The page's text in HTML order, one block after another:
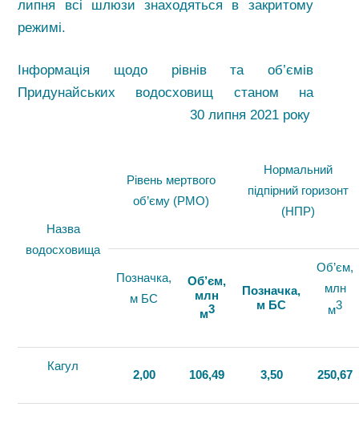
липня всі шлюзи знаходяться в закритому
режимі.
Інформація щодо рівнів та об’ємів
Придунайських водосховищ станом на
30 липня 2021 року
Назва
водосховища
Рівень мертвого
об’єму (РМО)
Нормальний
підпірний горизонт
(НПР)
Позначка,
м БС
Об’єм,
млн
м3
Позначка,
м БС
Об’єм,
млн
м3
Кагул
2,00 106,49 3,50 250,67